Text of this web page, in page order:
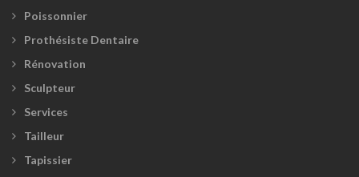
Poissonnier
Prothésiste Dentaire
Rénovation
Sculpteur
Services
Tailleur
Tapissier